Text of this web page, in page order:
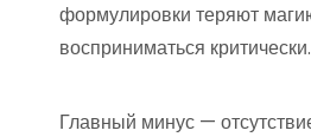
формулировки теряют
восприниматься критически.
Главный минус —